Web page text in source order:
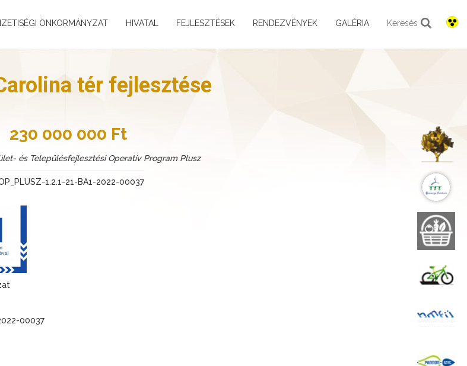
ÖNKORMÁNYZAT HIVATAL FEJLESZTÉSEK RENDEZVÉNYEK GALÉRIA Keresés
tér fejlesztése
230 000 000 Ft
és Településfejlesztési Operatív Program Plusz
1.2.1-21-BA1-2022-00037
00037